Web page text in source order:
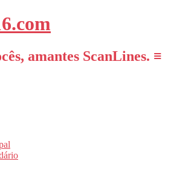
amantes ScanLines. ≡